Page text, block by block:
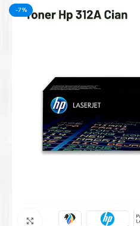
-7%
Agrandar